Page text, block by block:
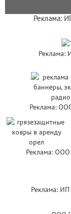
Реклама:
Реклама:
Реклама:
Реклама: ООО
Реклама: